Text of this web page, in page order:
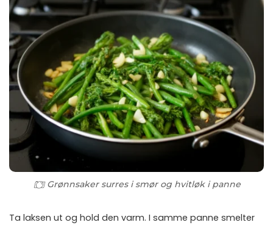
Grønnsaker surres i smør og hvitløk i panne
Ta laksen ut og hold den varm. I samme panne smelter